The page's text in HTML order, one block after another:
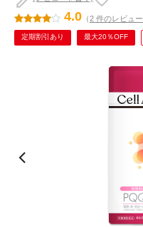
冬虫夏草 セノビック
メラノCC ケアセラ
ポイント交換品 を見る
4.0 （2 件のレビュー
定期割引あり 最大20％OFF